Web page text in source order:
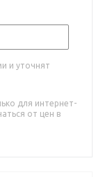
и уточнят
для интернет-
от цен в